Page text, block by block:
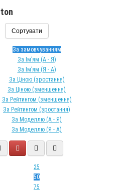
Сортувати
За замовчуванням
За Ім’ям (A - Я)
За Ім’ям (Я - A)
За Ціною (зростання)
За Ціною (зменшення)
За Рейтингом (зменшення)
За Рейтингом (зростання)
За Моделлю (A - Я)
За Моделлю (Я - A)
25
50
75